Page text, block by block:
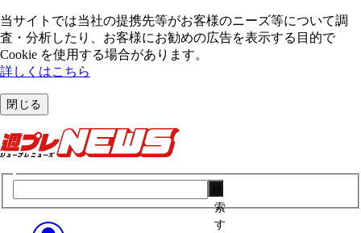
当サイトでは当社の提携先等がお客様のニーズ等について調
査・分析したり、お客様にお勧めの広告を表⽰する⽬的で
Cookie を使⽤する場合があります。
詳しくはこちら
閉じる
索
す